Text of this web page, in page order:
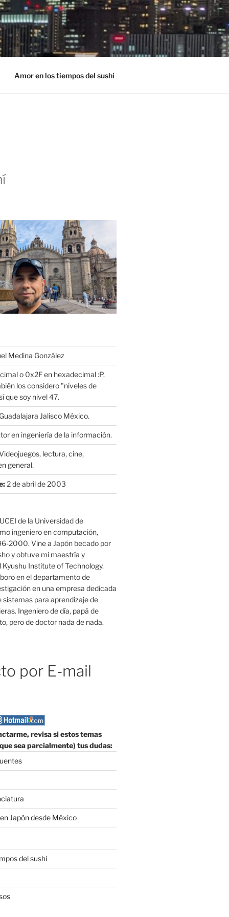
Amor en los tiempos del sushi
{
Medina González
o 0x2F en hexadecimal :P.
los considero "niveles de
que soy nivel 47.
Jalisco México.
en ingeniería de la información.
lectura, cine,
general.
2 de abril de 2003
de la Universidad de
ingeniero en computación,
2000. Vine a Japón becado por
y obtuve mi maestría y
Institute of Technology.
en el departamento de
en una empresa dedicada
sistemas para aprendizaje de
Ingeniero de día, papá de
pero de doctor nada de nada.
por E-mail
revisa si estos temas
sea parcialmente) tus dudas:
Japón desde México
del sushi